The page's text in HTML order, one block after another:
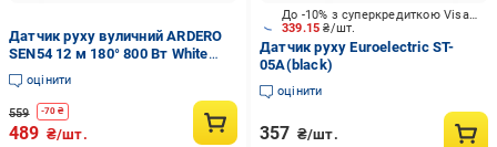
Датчик руху вуличний ARDERO
SEN54 12 м 180° 800 Вт White
(iz16825)
оцінити
559 -70 ₴
489 ₴/шт.
339.15₴/шт.
До -10% з суперкредиткою Visa Вигода
Датчик руху Euroelectric ST-
05A(black)
оцінити
357 ₴/шт.